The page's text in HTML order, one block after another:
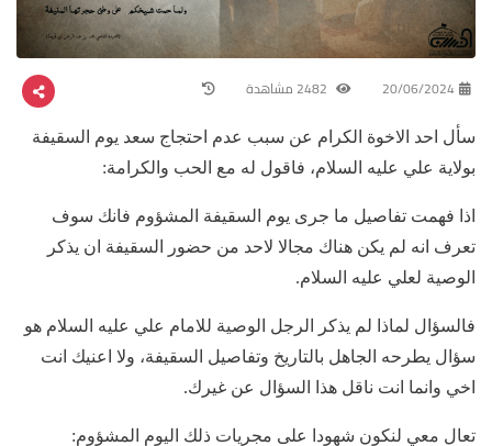
20/06/2024
سأل احد الاخوة الكرام عن سبب عدم احتجاج سعد يوم السقيفة
بولاية علي عليه السلام، فاقول له مع الحب والكرامة:
اذا فهمت تفاصيل ما جرى يوم السقيفة المشؤوم فانك سوف
تعرف انه لم يكن هناك مجالا لاحد من حضور السقيفة ان يذكر
الوصية لعلي عليه السلام.
فالسؤال لماذا لم يذكر الرجل الوصية للامام علي عليه السلام هو
سؤال يطرحه الجاهل بالتاريخ وتفاصيل السقيفة، ولا اعنيك انت
اخي وانما انت ناقل هذا السؤال عن غيرك.
تعال معي لنكون شهودا على مجريات ذلك اليوم المشؤوم: